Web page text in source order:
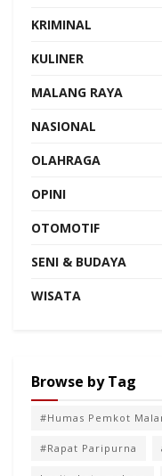
KRIMINAL
KULINER
MALANG RAYA
NASIONAL
OLAHRAGA
OPINI
OTOMOTIF
SENI & BUDAYA
WISATA
Browse by Tag
#Humas Pemkot
#Rapat Paripurna